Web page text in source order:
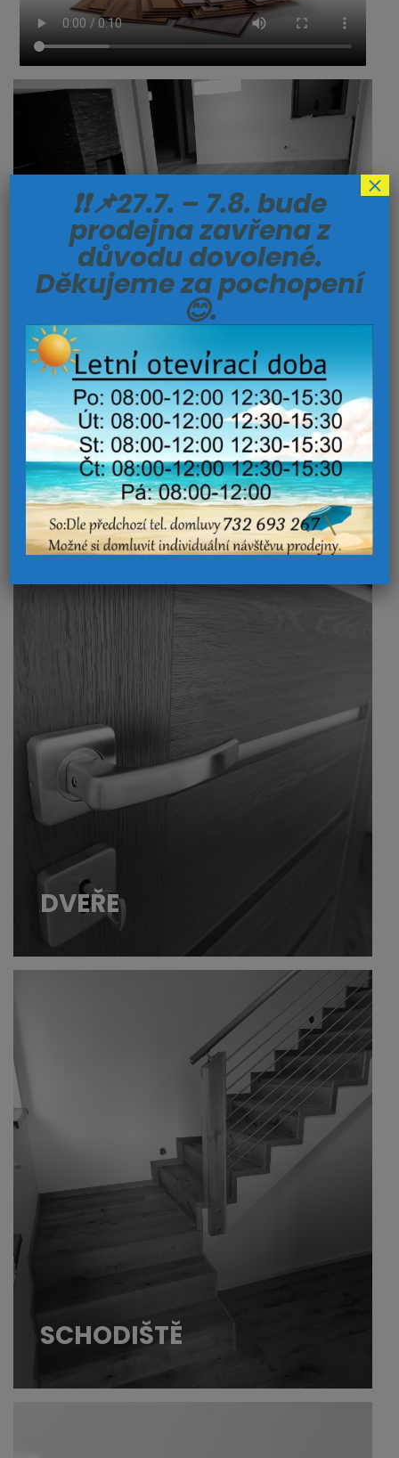
PODLAHY
Pokládáme všechny typy podlahových
krytin a to včetně marmolea a korku.
Vyberte si podlahu a o vše ostatní se
postaráme my. A pokud si nejste jisti
volbou té správné podlahy pro váš domov.
DVEŘE
Nabízíme velké množství druhů
interiérových dveří včetně montáže – od
podýhovných přes fóliované, laminátové
až k těm celoproskleným. Vybírat můžete z
různých druhů otevírání a také velikostí. Ani
dveře na míru pro nás nejsou žádný
SCHODIŠTĚ
Provádíme pokládku schodiště. Pracovat
umíme se schodištěm z masivu, z vinylové
❗❗📌27.7. – 7.8. bude
prodejna zavřena z
důvodu dovolené.
Děkujeme za pochopení
😊.
×